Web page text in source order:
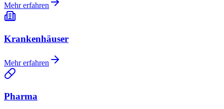
Mehr erfahren
Krankenhäuser
Mehr erfahren
Pharma